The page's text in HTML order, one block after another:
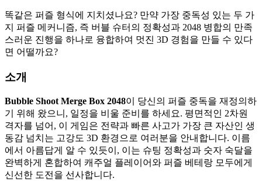
똑같은 퍼즐 형식에 지치셨나요? 만약 가장 중독성 있는 두 가
지 퍼즐 메커니즘, 즉 버블 슈터의 정확성과 2048 병합의 만족
스러운 진행을 하나로 융합하여 멋진 3D 경험을 만들 수 있다
면 어떨까요?
소개
Bubble Shoot Merge Box 2048이 당신의 퍼즐 중독을 재정의하
기 위해 왔으니, 일정을 비울 준비를 하세요. 평면적인 2차원
격자를 넘어, 이 게임은 전략과 빠른 사고가 가장 큰 자산인 생
동감 넘치는 고강도 3D 환경으로 여러분을 안내합니다. 이름
에서 아름답게 알 수 있듯이, 이는 슈팅 정확성과 숫자 숙달을
완벽하게 혼합하여 캐주얼 플레이어와 퍼즐 베테랑 모두에게
신선한 도전을 선사합니다.